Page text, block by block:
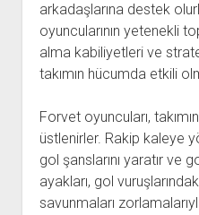
arkadaşlarına destek
oyuncularının yetenekli
alma kabiliyetleri ve
takımın hücumda etkili
Forvet oyuncuları,
üstlenirler. Rakip kaleye
gol şanslarını yaratır ve
ayakları, gol
savunmaları